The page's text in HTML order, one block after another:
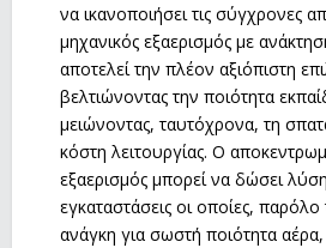
να ικανοποιήσει τις σύγχρονες
μηχανικός εξαερισμός με
αποτελεί την πλέον αξιόπιστη
βελτιώνοντας την ποιότητα
μειώνοντας, ταυτόχρονα, τη
κόστη λειτουργίας. Ο
εξαερισμός μπορεί να δώσει
εγκαταστάσεις οι οποίες, παρόλο
ανάγκη για σωστή ποιότητα